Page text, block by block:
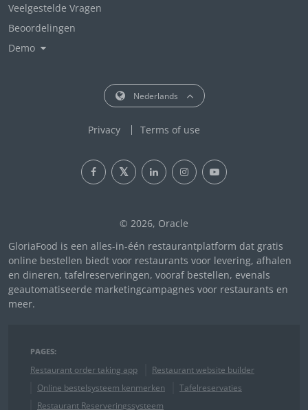
Veelgestelde Vragen
Beoordelingen
Demo
Nederlands
Privacy Terms of use
© 2026, Oracle
GloriaFood is een alles-in-één restaurantplatform dat gratis
online bestellen biedt voor restaurants voor levering, afhalen
en dineren, tafelreserveringen, vooraf bestellen, evenals
geautomatiseerde marketingcampagnes voor restaurants en
meer.
PAGES:
Restaurant order taking app
Restaurant website builder
Online bestelsysteem kenmerken
Tafelreservaties
Restaurant Reserveringssysteem